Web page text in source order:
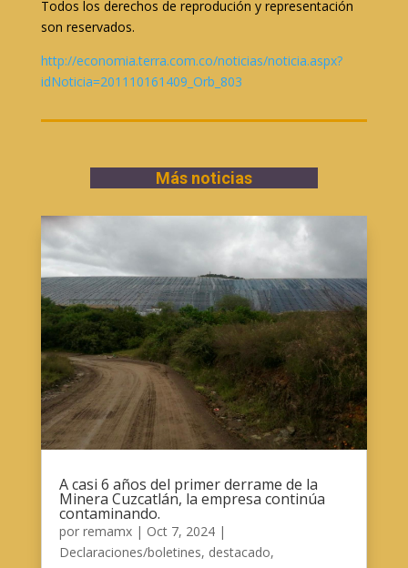
Todos los derechos de reprodución y representación
son reservados.
http://economia.terra.com.co/noticias/noticia.aspx?
idNoticia=201110161409_Orb_803
Más noticias
A casi 6 años del primer derrame de la
Minera Cuzcatlán, la empresa continúa
contaminando.
por remamx| Oct 7, 2024|
Declaraciones/boletines, destacado,